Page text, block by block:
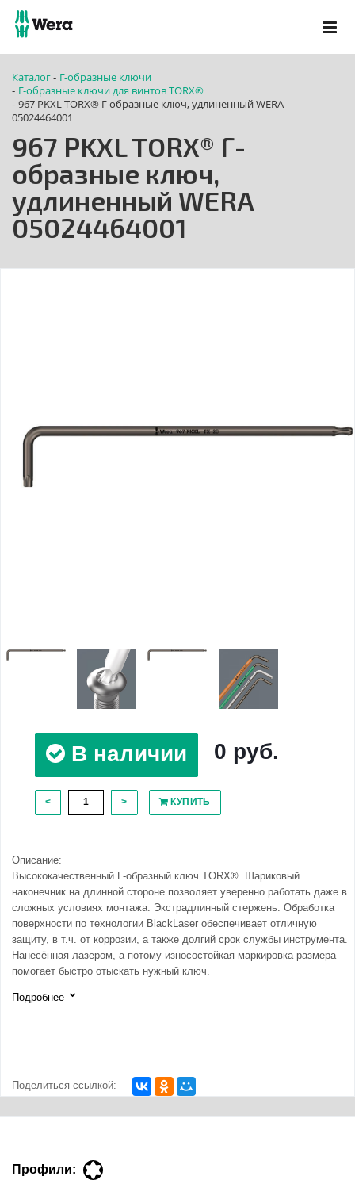
Каталог - Г-образные ключи
- Г-образные ключи для винтов TORX®
- 967 PKXL TORX® Г-образные ключ, удлиненный WERA
05024464001
967 PKXL TORX® Г-
образные ключ,
удлиненный WERA
05024464001
В наличии 0 руб.
< > КУПИТЬ
Описание:
Высококачественный Г-образный ключ TORX®. Шариковый
наконечник на длинной стороне позволяет уверенно работать даже в
сложных условиях монтажа. Экстрадлинный стержень. Обработка
поверхности по технологии BlackLaser обеспечивает отличную
защиту, в т.ч. от коррозии, а также долгий срок службы инструмента.
Нанесённая лазером, а потому износостойкая маркировка размера
помогает быстро отыскать нужный ключ.
Подробнее
Поделиться ссылкой:
Профили: